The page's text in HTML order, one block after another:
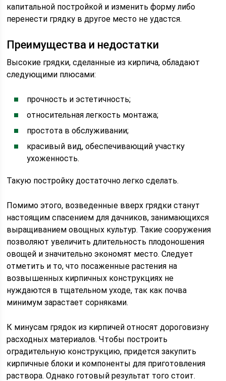
капитальной постройкой и изменить форму либо
перенести грядку в другое место не удастся.
Преимущества и недостатки
Высокие грядки, сделанные из кирпича, обладают
следующими плюсами:
прочность и эстетичность;
относительная легкость монтажа;
простота в обслуживании;
красивый вид, обеспечивающий участку
ухоженность.
Такую постройку достаточно легко сделать.
Помимо этого, возведенные вверх грядки станут
настоящим спасением для дачников, занимающихся
выращиванием овощных культур. Такие сооружения
позволяют увеличить длительность плодоношения
овощей и значительно экономят место. Следует
отметить и то, что посаженные растения на
возвышенных кирпичных конструкциях не
нуждаются в тщательном уходе, так как почва
минимум зарастает сорняками.
К минусам грядок из кирпичей относят дороговизну
расходных материалов. Чтобы построить
оградительную конструкцию, придется закупить
кирпичные блоки и компоненты для приготовления
раствора. Однако готовый результат того стоит.